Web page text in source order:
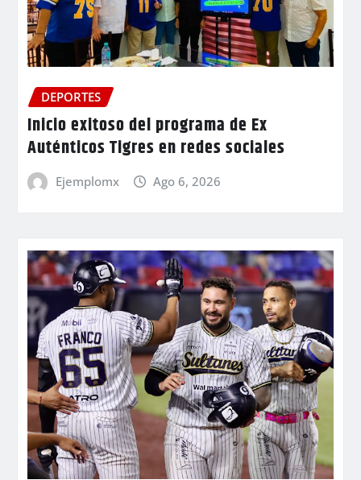
DEPORTES
Inicio exitoso del programa de Ex
Auténticos Tigres en redes sociales
Ejemplomx Ago 6, 2026